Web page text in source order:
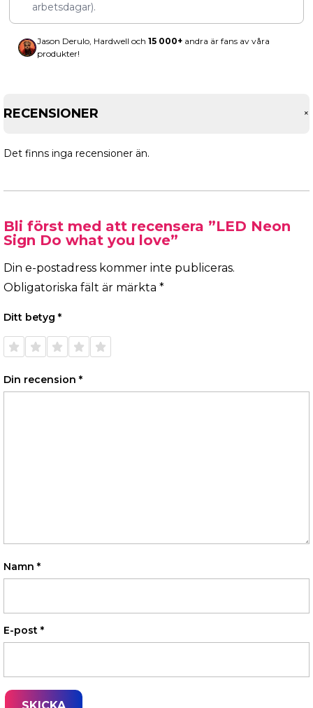
arbetsdagar).
Jason Derulo, Hardwell och 15 000+ andra är fans av våra
produkter!
RECENSIONER +
Det finns inga recensioner än.
Bli först med att recensera ”LED Neon
Sign Do what you love”
Din e-postadress kommer inte publiceras.
Obligatoriska fält är märkta *
Ditt betyg *
1 av 5
stjärnor
2 av 5
stjärnor
3 av 5
stjärnor
4 av 5
stjärnor
5 av 5
stjärnor
Din recension *
Namn *
E-post *